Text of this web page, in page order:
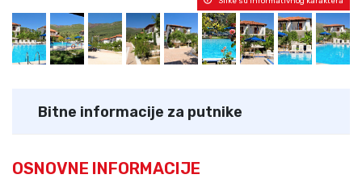
Bitne informacije za putnike
OSNOVNE INFORMACIJE